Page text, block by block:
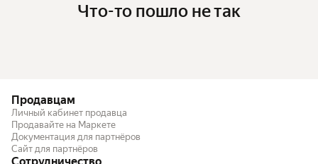
Что-то пошло не так
Продавцам
Личный кабинет продавца
Продавайте на Маркете
Документация для партнёров
Сайт для партнёров